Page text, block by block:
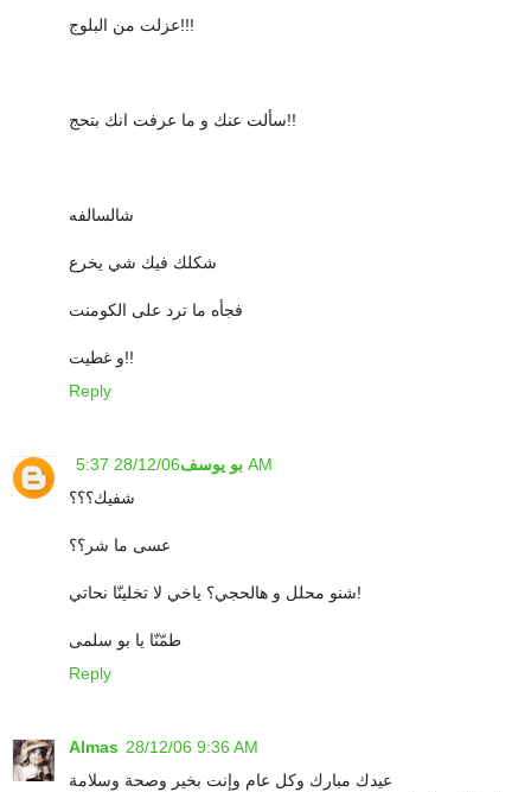
عزلت من البلوج!!!
سألت عنك و ما عرفت انك بتحج!!
شالسالفه
شكلك فيك شي يخرع
فجأه ما ترد على الكومنت
و غطيت!!
Reply
بو يوسف 28/12/06 5:37 AM
شفيك؟؟؟
عسى ما شر؟؟
شنو محلل و هالحجي؟ ياخي لا تخلينّا نحاتي!
طمّنّا يا بو سلمى
Reply
Almas 28/12/06 9:36 AM
عيدك مبارك وكل عام وإنت بخير وصحة وسلامة